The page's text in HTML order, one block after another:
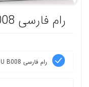
رام فارسی Huawei S7-721U B008
رام فارسی Huawei S7-721U B008